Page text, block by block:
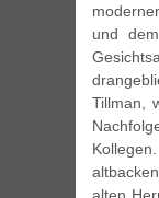
und
Tillman,